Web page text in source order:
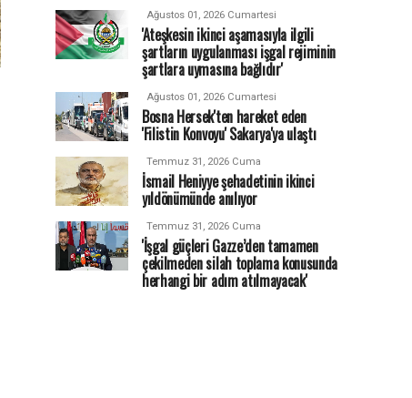
Ağustos 01, 2026 Cumartesi
'Ateşkesin ikinci aşamasıyla ilgili
şartların uygulanması işgal rejiminin
şartlara uymasına bağlıdır'
Ağustos 01, 2026 Cumartesi
Bosna Hersek'ten hareket eden
'Filistin Konvoyu' Sakarya'ya ulaştı
Temmuz 31, 2026 Cuma
İsmail Heniyye şehadetinin ikinci
yıldönümünde anılıyor
Temmuz 31, 2026 Cuma
'İşgal güçleri Gazze’den tamamen
çekilmeden silah toplama konusunda
herhangi bir adım atılmayacak'